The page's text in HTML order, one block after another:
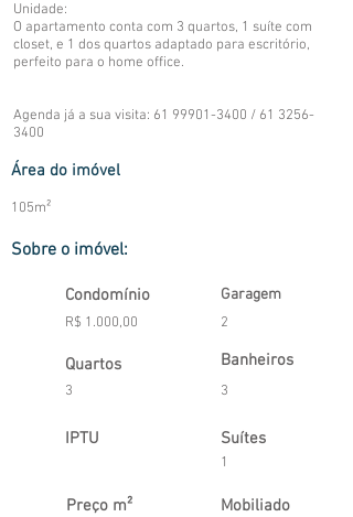
Unidade:
O apartamento conta com 3 quartos, 1 suíte com
closet, e 1 dos quartos adaptado para escritório,
perfeito para o home office.
Agenda já a sua visita: 61 99901-3400 / 61 3256-
3400
Área do imóvel
105m²
Sobre o imóvel:
R$ 1.000,00
Condomínio Garagem
2
Quartos
3
Banheiros
3
IPTU Suítes
1
Preço m² Mobiliado